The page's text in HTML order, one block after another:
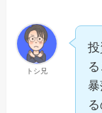
トシ兄
る